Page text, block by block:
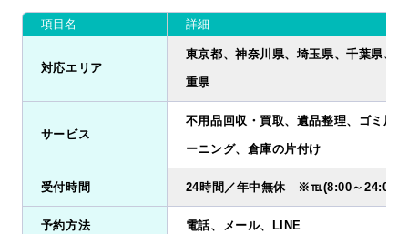
項目名 詳細
対応エリア
東京都、神奈川県、埼玉県、千葉県、
重県
サービス
不用品回収・買取、遺品整理、ゴミ屋
ーニング、倉庫の片付け
受付時間 24時間／年中無休 ※℡(8:00～24:00）
予約方法 電話、メール、LINE